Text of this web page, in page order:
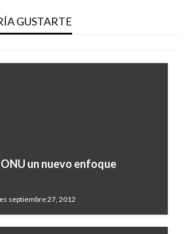
GUSTARTE
octubre 9, 2018
un nuevo enfoque
septiembre 27, 2012